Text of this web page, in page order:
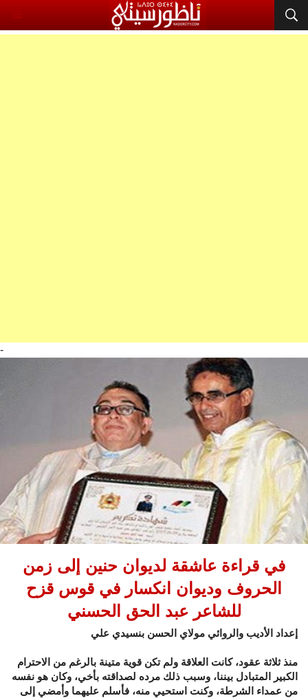
-
في قراءة عاشقة لديوان حنين إلى زمن
الحروف وديوان انكسار في قوس قزح
للشاعر عبد الحق الحسني
إعداد الأديب والروائي مولاي الحسن بنسيدي علي
منذ ثلاثة عقود، كانت العلاقة ولم تكن قوية متينة بالرغم من الاحترام
الكبير المتبادل بيننا، وسبب ذلك مرده لصداقته بأخي، وكان هو نفسه
من عمداء الشرطة، وكنت استحيي منه، فأسلم عليهما وأمضي إلى